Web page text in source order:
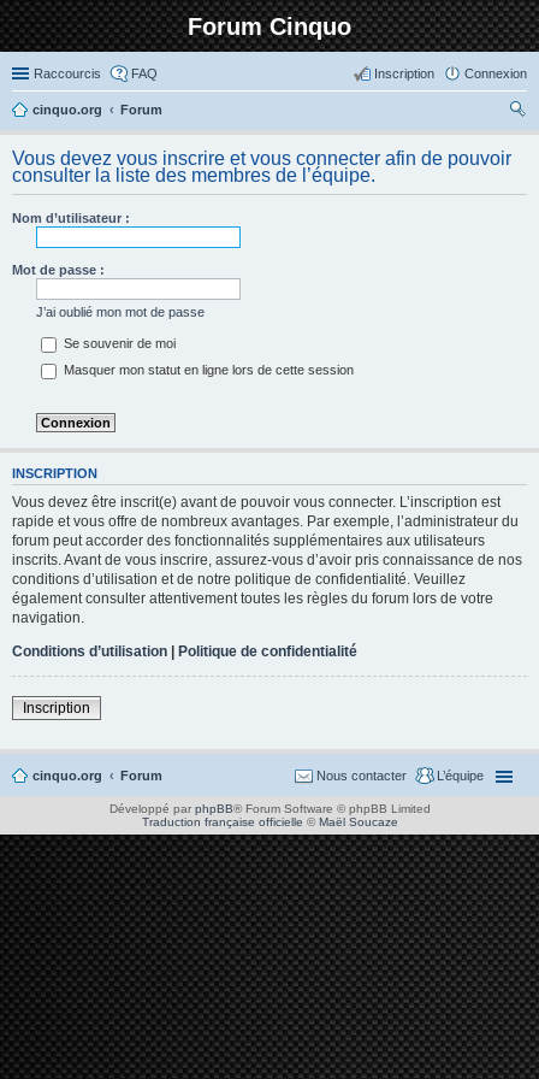
Forum Cinquo
Raccourcis FAQ Connexion
Inscription
cinquo.org
Forum
her
ch
Vous devez vous inscrire et vous connecter afin de pouvoir
consulter la liste des membres de l’équipe.
Nom d’utilisateur :
Mot de passe :
J’ai oublié mon mot de passe
Se souvenir de moi
Masquer mon statut en ligne lors de cette session
INSCRIPTION
Vous devez être inscrit(e) avant de pouvoir vous connecter. L’inscription est
rapide et vous offre de nombreux avantages. Par exemple, l’administrateur du
forum peut accorder des fonctionnalités supplémentaires aux utilisateurs
inscrits. Avant de vous inscrire, assurez-vous d’avoir pris connaissance de nos
conditions d’utilisation et de notre politique de confidentialité. Veuillez
également consulter attentivement toutes les règles du forum lors de votre
navigation.
Conditions d’utilisation | Politique de confidentialité
Inscription
cinquo.org Forum L’équipe
Nous contacter
Développé par phpBB® Forum Software © phpBB Limited
Traduction française officielle ©Maël Soucaze